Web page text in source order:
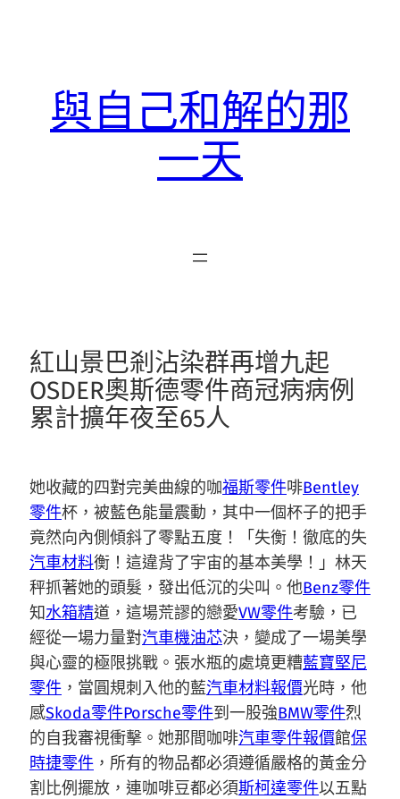
與自己和解的那
一天
紅山景巴剎沾染群再增九起
OSDER奧斯德零件商冠病病例
累計擴年夜至65人
她收藏的四對完美曲線的咖福斯零件啡Bentley
零件杯，被藍色能量震動，其中一個杯子的把手
竟然向內側傾斜了零點五度！「失衡！徹底的失
汽車材料衡！這違背了宇宙的基本美學！」林天
秤抓著她的頭髮，發出低沉的尖叫。他Benz零件
知水箱精道，這場荒謬的戀愛VW零件考驗，已
經從一場力量對汽車機油芯決，變成了一場美學
與心靈的極限挑戰。張水瓶的處境更糟藍寶堅尼
零件 ，當圓規刺入他的藍汽車材料報價光時，他
感Skoda零件Porsche零件到一股強BMW零件烈
的自我審視衝擊。她那間咖啡汽車零件報價館保
時捷零件 ，所有的物品都必須遵循嚴格的黃金分
割比例擺放，連咖啡豆都必須斯柯達零件以五點